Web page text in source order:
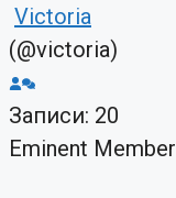
Victoria
(@victoria)
Записи: 20
Eminent Member